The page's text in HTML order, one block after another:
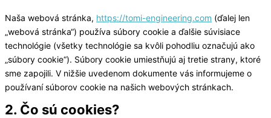
Naša webová stránka, https://tomi-engineering.com (ďalej len
„webová stránka“) používa súbory cookie a ďalšie súvisiace
technológie (všetky technológie sa kvôli pohodliu označujú ako
„súbory cookie“). Súbory cookie umiestňujú aj tretie strany, ktoré
sme zapojili. V nižšie uvedenom dokumente vás informujeme o
používaní súborov cookie na našich webových stránkach.
2. Čo sú cookies?